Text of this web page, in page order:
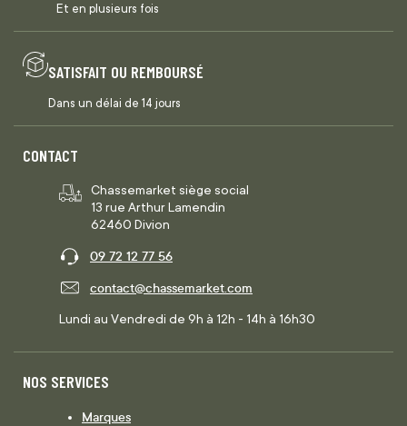
Et en plusieurs fois
SATISFAIT OU REMBOURSÉ
Dans un délai de 14 jours
CONTACT
Chassemarket siège social
13 rue Arthur Lamendin
62460 Divion
09 72 12 77 56
contact@chassemarket.com
Lundi au Vendredi de 9h à 12h - 14h à 16h30
NOS SERVICES
Marques